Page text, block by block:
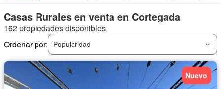
Casas Rurales en venta en Cortegada
162 propiedades disponibles
Ordenar por:
Popularidad
Nuevo